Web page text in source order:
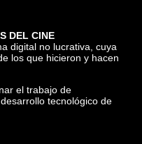
DEL CINE
digital no lucrativa, cuya
los que hicieron y hacen
el trabajo de
tecnológico de